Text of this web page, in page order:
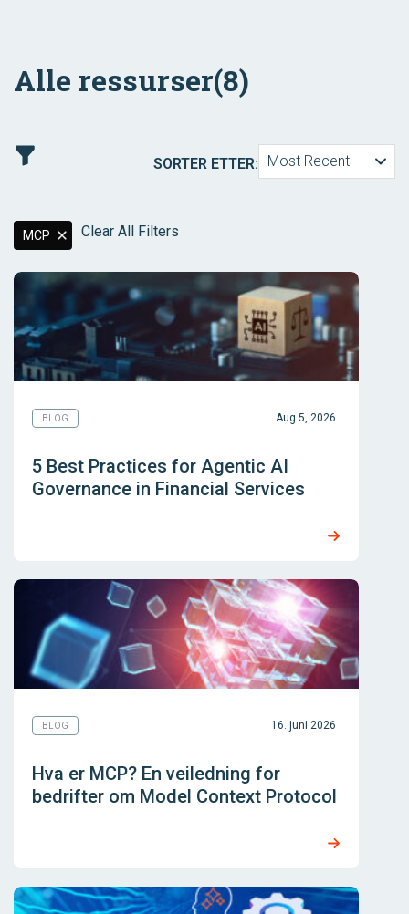
Alle ressurser(8)
SORTER ETTER: Most Recent
MCP Clear All Filters
BLOG Aug 5, 2026
5 Best Practices for Agentic AI
Governance in Financial Services
BLOG 16. juni 2026
Hva er MCP? En veiledning for
bedrifter om Model Context Protocol